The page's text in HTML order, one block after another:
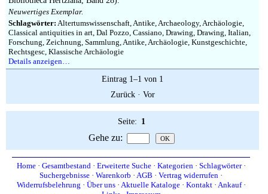
Neuwertiges Exemplar.
Schlagwörter: Altertumswissenschaft, Antike, Archaeology, Archäologie,
Classical antiquities in art, Dal Pozzo, Cassiano, Drawing, Drawing, Italian,
Forschung, Zeichnung, Sammlung, Antike, Archäologie, Kunstgeschichte,
Rechtsgesc, Klassische Archäologie
Details anzeigen…
Eintrag 1–1 von 1
Zurück· Vor
Seite: 1
Gehe zu:
Home· Gesamtbestand· Erweiterte Suche· Kategorien· Schlagwörter·
Suchergebnisse · Warenkorb · AGB · Vertrag widerrufen ·
Widerrufsbelehrung · Über uns· Aktuelle Kataloge· Kontakt· Ankauf·